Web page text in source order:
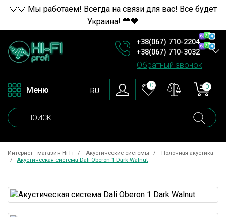
💛💙 Мы работаем! Всегда на связи для вас! Все будет
Украина! 💛💙
+38(067) 710-2204
+38(067) 710-3032
Обратный звонок
Меню RU
0 0
Интернет - магазин Hi-Fi Акустические системы
Полочная акустика
Акустическая система Dali Oberon 1 Dark Walnut